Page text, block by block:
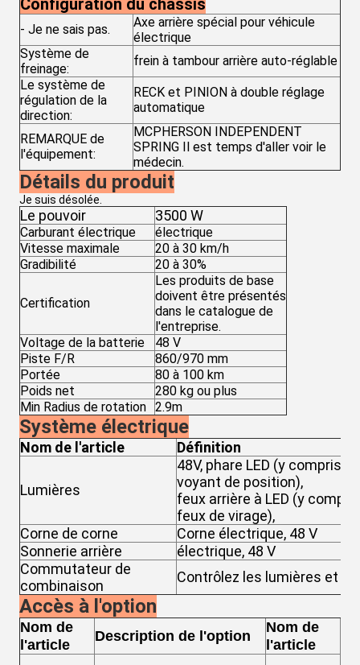
Configuration du châssis
- Je ne sais pas.
Axe arrière spécial pour véhicule
électrique
Système de
freinage:
frein à tambour arrière auto-réglable
Le système de
régulation de la
direction:
RECK et PINION à double réglage
automatique
REMARQUE de
l'équipement:
MCPHERSON INDEPENDENT
SPRING Il est temps d'aller voir le
médecin.
Détails du produit
Je suis désolée.
Le pouvoir 3500 W
Carburant électrique
électrique
Vitesse maximale
20 à 30 km/h
Gradibilité
20 à 30%
Certification
Les produits de base
doivent être présentés
dans le catalogue de
l'entreprise.
Voltage de la batterie
48 V
Piste F/R
860/970 mm
Portée
80 à 100 km
Poids net
280 kg ou plus
Min Radius de rotation 2.9m
Système électrique
Nom de l'article Définition
Lumières
48V, phare LED (y compris
voyant de position),
feux arrière à LED (y
feux de virage),
Corne de corne
Corne électrique, 48 V
Sonnerie arrière
électrique, 48 V
Commutateur de
combinaison
Contrôlez les lumières et le
Accès à l'option
Nom de
l'article
Description de l'option
Nom de
l'article